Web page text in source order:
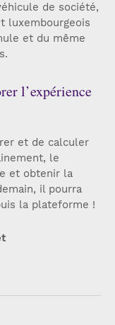
de société,
luxembourgeois
et du même
l’expérience
et de calculer
le
et obtenir la
il pourra
la plateforme !